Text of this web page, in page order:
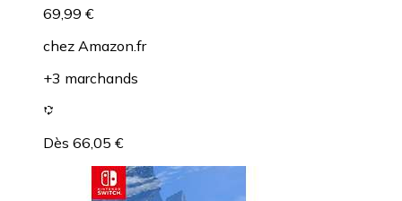
69,99 €
chez Amazon.fr
+3 marchands
Dès 66,05 €